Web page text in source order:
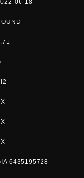
06-18
6435195728